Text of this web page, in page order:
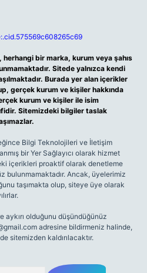
bir marka, kurum veya şahıs
Sitede yalnızca kendi
Burada yer alan içerikler
gerçek kurum ve kişiler hakkında
kurum ve kişiler ile isim
Sitemizdeki bilgiler taslak
Bilgi Teknolojileri ve İletişim
bir Yer Sağlayıcı olarak hizmet
içerikleri proaktif olarak denetleme
bulunmamaktadır. Ancak, üyelerimiz
taşımakta olup, siteye üye olarak
olduğunu düşündüğünüz
adresine bildirmeniz halinde,
sitemizden kaldırılacaktır.